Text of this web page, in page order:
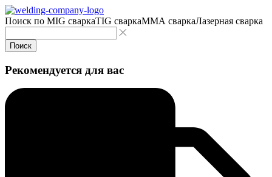
Поиск по MIG сваркаTIG сваркаMMA сваркаЛазерная сварка
Поиск
Рекомендуется для вас